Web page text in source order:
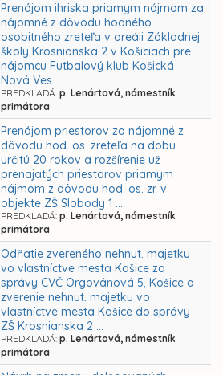
Prenájom ihriska priamym nájmom za
nájomné z dôvodu hodného
osobitného zreteľa v areáli Základnej
školy Krosnianska 2 v Košiciach pre
nájomcu Futbalový klub Košická
Nová Ves
PREDKLADÁ: p. Lenártová, námestník
primátora
Prenájom priestorov za nájomné z
dôvodu hod. os. zreteľa na dobu
určitú 20 rokov a rozšírenie už
prenajatých priestorov priamym
nájmom z dôvodu hod. os. zr. v
objekte ZŠ Slobody 1 ...
PREDKLADÁ: p. Lenártová, námestník
primátora
Odňatie zvereného nehnut. majetku
vo vlastníctve mesta Košice zo
správy CVČ Orgovánová 5, Košice a
zverenie nehnut. majetku vo
vlastníctve mesta Košice do správy
ZŠ Krosnianska 2 ...
PREDKLADÁ: p. Lenártová, námestník
primátora